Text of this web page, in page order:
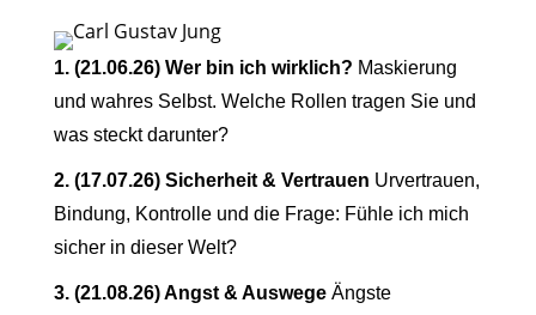
1. (21.06.26) Wer bin ich wirklich? Maskierung
und wahres Selbst. Welche Rollen tragen Sie und
was steckt darunter?
2. (17.07.26) Sicherheit & Vertrauen Urvertrauen,
Bindung, Kontrolle und die Frage: Fühle ich mich
sicher in dieser Welt?
3. (21.08.26) Angst & Auswege Ängste